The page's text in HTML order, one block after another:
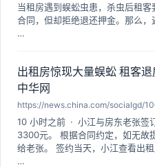
当租房遇到蜈蚣虫患，杀虫后租
合同，但却拒绝退还押金。那么
…
出租房惊现大量蜈蚣 租客退
中华网
https://news.china.com/socialgd/
10 小时之前 · 小江与房东老张签
3300元。 根据合同约定，如无故
给老张。 签约当天，小江查看出
…